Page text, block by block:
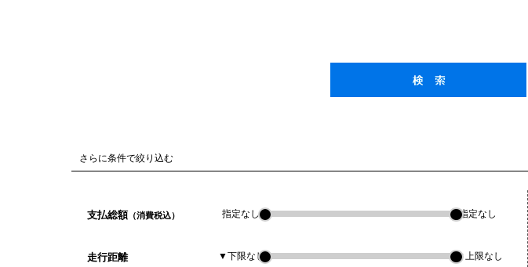
さらに条件で絞り込む
支払総額 （消費税込） 指定なし 指定なし
走行距離 ▼下限なし ▼上限なし